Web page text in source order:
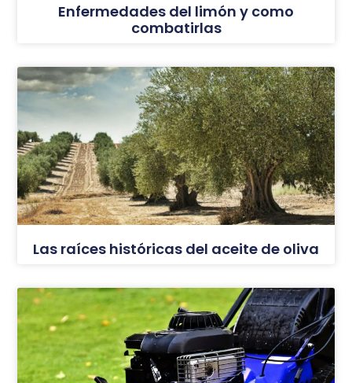
Enfermedades del limón y como
combatirlas
Las raíces históricas del aceite de oliva